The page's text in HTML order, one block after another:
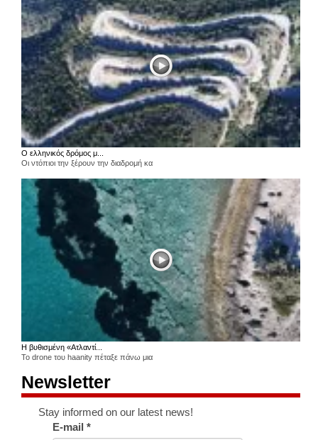
Ο ελληνικός δρόμος μ...
Οι ντόπιοι την ξέρουν την διαδρομή κα
Η βυθισμένη «Ατλαντί...
Το drone του haanity πέταξε πάνω μια
Newsletter
Stay informed on our latest news!
E-mail*